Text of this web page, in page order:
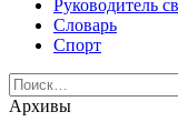
Руководитель
Словарь
Спорт
Найти:
Архивы